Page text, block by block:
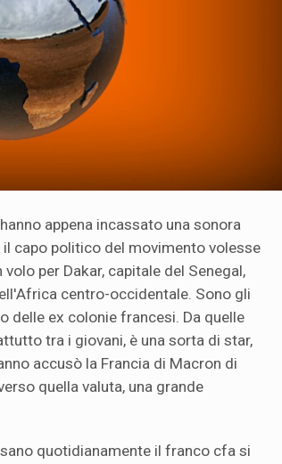
appena incassato una sonora
capo politico del movimento volesse
per Dakar, capitale del Senegal,
centro-occidentale. Sono gli
delle ex colonie francesi. Da quelle
tra i giovani, è una sorta di star,
accusò la Francia di Macron di
quella valuta, una grande
quotidianamente il franco cfa si